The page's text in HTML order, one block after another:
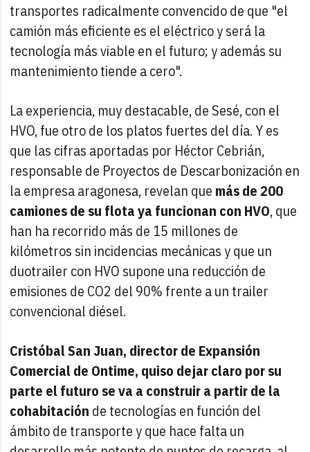
transportes radicalmente convencido de que "el
camión más eficiente es el eléctrico y será la
tecnología más viable en el futuro; y además su
mantenimiento tiende a cero".
La experiencia, muy destacable, de Sesé, con el
HVO, fue otro de los platos fuertes del día. Y es
que las cifras aportadas por Héctor Cebrián,
responsable de Proyectos de Descarbonización en
la empresa aragonesa, revelan que más de 200
camiones de su flota ya funcionan con HVO, que
han ha recorrido más de 15 millones de
kilómetros sin incidencias mecánicas y que un
duotrailer con HVO supone una reducción de
emisiones de CO2 del 90% frente a un trailer
convencional diésel.
Cristóbal San Juan, director de Expansión
Comercial de Ontime, quiso dejar claro por su
parte el futuro se va a construir a partir de la
cohabitación de tecnologías en función del
ámbito de transporte y que hace falta un